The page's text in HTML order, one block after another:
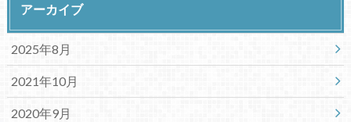
アーカイブ
2025年8月
2021年10月
2020年9月